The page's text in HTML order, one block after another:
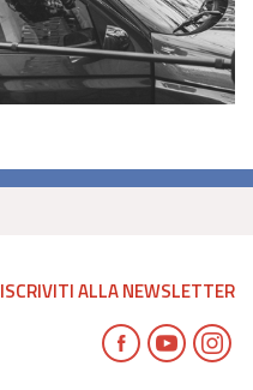
ISCRIVITI ALLA NEWSLETTER